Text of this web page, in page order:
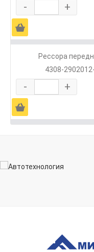
- +
Ä
Рессора
4308-
- +
Ä